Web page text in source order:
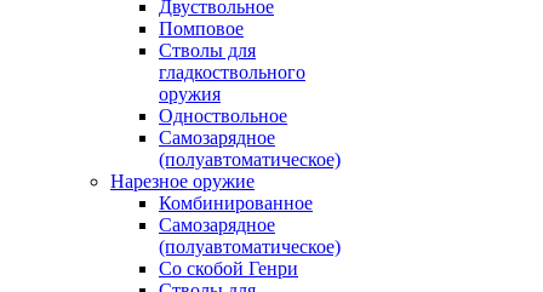
Двуствольное
Помповое
Стволы для
гладкоствольного
оружия
Одноствольное
Самозарядное
(полуавтоматическое)
Нарезное оружие
Комбинированное
Самозарядное
(полуавтоматическое)
Со скобой Генри